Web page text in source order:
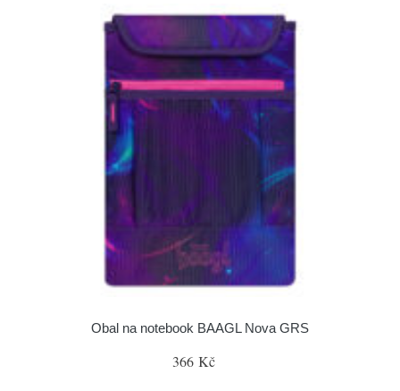
Obal na notebook BAAGL Nova GRS
366 Kč